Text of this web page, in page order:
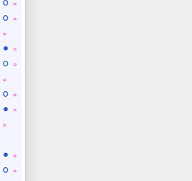
☼
o
☼
o
☼
☼
●
☼
o
☼
☼
o
☼
●
☼
☼
●
☼
o